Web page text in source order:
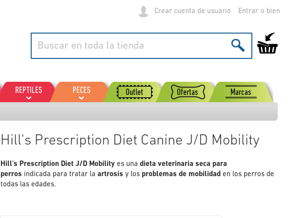
Crear cuenta de usuario Entrar
Mi carrito de
REPTILES PECES Outlet Ofertas Marcas
Hill's Prescription Diet Canine J/D Mobility
Hill's Prescription Diet J/D Mobilityes unadieta veterinaria seca para
perros indicada para tratar laartrosisy los problemas de mobilidaden los perros de
todas las edades.